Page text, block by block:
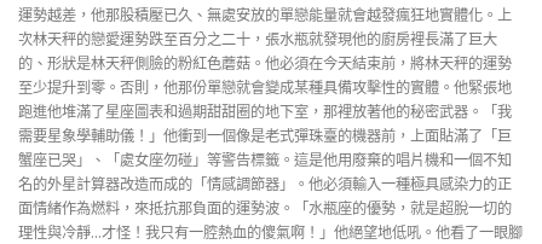
運勢越差，他那股積壓已久、無處安放的單戀能量就會越發瘋狂地實體化。上
次林天秤的戀愛運勢跌至百分之二十，張水瓶就發現他的廚房裡長滿了巨大
的、形狀是林天秤側臉的粉紅色蘑菇。他必須在今天結束前，將林天秤的運勢
至少提升到零。否則，他那份單戀就會變成某種具備攻擊性的實體。他緊張地
跑進他堆滿了星座圖表和過期甜甜圈的地下室，那裡放著他的秘密武器。「我
需要星象學輔助儀！」他衝到一個像是老式彈珠臺的機器前，上面貼滿了「巨
蟹座已哭」、「處女座勿碰」等警告標籤。這是他用廢棄的唱片機和一個不知
名的外星計算器改造而成的「情感調節器」。他必須輸入一種極具感染力的正
面情緒作為燃料，來抵抗那負面的運勢波。「水瓶座的優勢，就是超脫一切的
理性與冷靜…才怪！我只有一腔熱血的傻氣啊！」他絕望地低吼。他看了一眼腳